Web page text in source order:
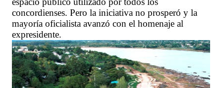
concordienses. Pero la iniciativa no prosperó y la
mayoría oficialista avanzó con el homenaje al
expresidente.